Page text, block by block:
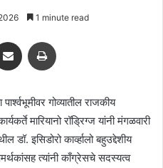
1 minute read
Share via Email
गोव्यातील राजकीय
मारियानो रॉड्रिग्ज यांनी मंगळवारी
डॉ. इसिडोरो कार्व्हालो बहुउद्देशीय
त्यांनी काँग्रेसचे सदस्यत्व